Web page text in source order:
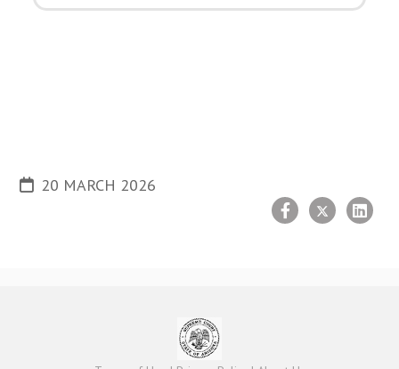
20 MARCH 2026